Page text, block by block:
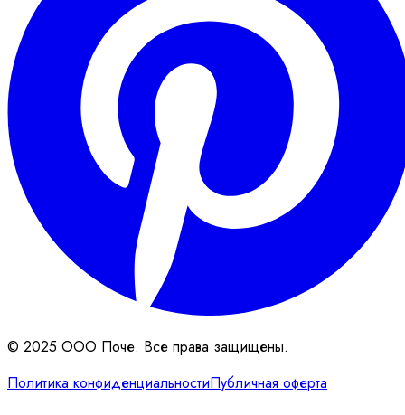
© 2025 ООО Поче. Все права защищены.
Политика конфиденциальностиПубличная оферта